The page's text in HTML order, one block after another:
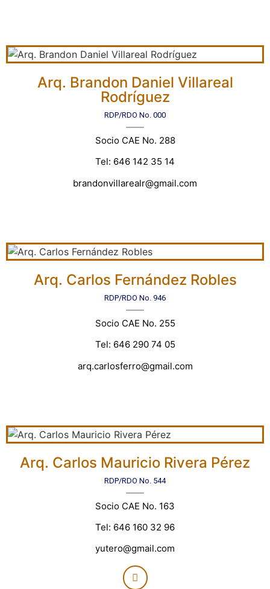
Arq. Brandon Daniel Villareal
Rodríguez
RDP/RDO No. 000
Socio CAE No. 288
Tel: 646 142 35 14
brandonvillarealr@gmail.com
Arq. Carlos Fernández Robles
RDP/RDO No. 946
Socio CAE No. 255
Tel: 646 290 74 05
arq.carlosferro@gmail.com
Arq. Carlos Mauricio Rivera Pérez
RDP/RDO No. 544
Socio CAE No. 163
Tel: 646 160 32 96
yutero@gmail.com